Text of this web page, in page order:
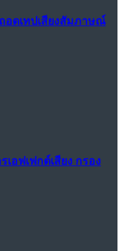
อดเทปเสียงสัมภาษณ์
เอฟเฟกต์เสียง กรอง